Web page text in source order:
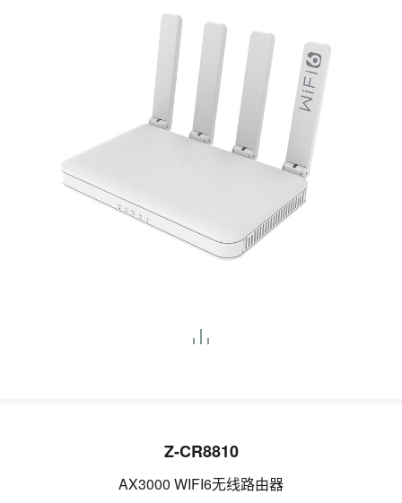
Z-CR8810
AX3000 WIFI6无线路由器